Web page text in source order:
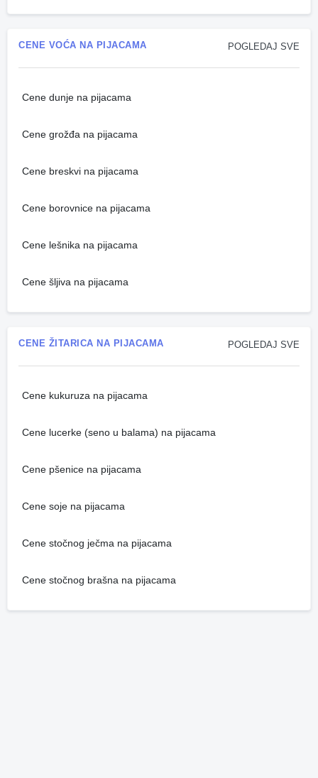
POGLEDAJ SVE
CENE VOĆA NA PIJACAMA
Cene dunje na pijacama
Cene grožđa na pijacama
Cene breskvi na pijacama
Cene borovnice na pijacama
Cene lešnika na pijacama
Cene šljiva na pijacama
POGLEDAJ SVE
CENE ŽITARICA NA PIJACAMA
Cene kukuruza na pijacama
Cene lucerke (seno u balama) na pijacama
Cene pšenice na pijacama
Cene soje na pijacama
Cene stočnog ječma na pijacama
Cene stočnog brašna na pijacama